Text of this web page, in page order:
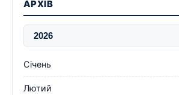
АРХІВ
Січень
Лютий